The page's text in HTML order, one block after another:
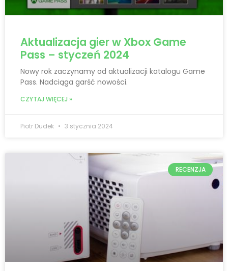
Aktualizacja gier w Xbox Game
Pass – styczeń 2024
Nowy rok zaczynamy od aktualizacji katalogu Game
Pass. Nadciąga garść nowości.
CZYTAJ WIĘCEJ »
Piotr Dudek 3 stycznia 2024
RECENZJA